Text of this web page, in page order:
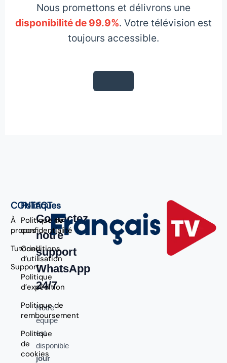
Nous promettons et délivrons une
disponibilité de 99.9%. Votre télévision est
toujours accessible.
CONTACT
À
propos
Tutoriel
Support
Politiques
Politique de
confidentialité
Conditions
d’utilisation
Politique
d’expédition
Politique de
remboursement
Politique
de
cookies
Contactez
notre
support
WhatsApp
24/7
Notre
équipe
est
disponible
jour